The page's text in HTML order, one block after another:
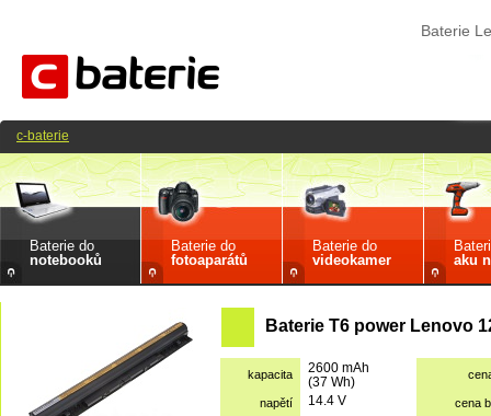
Baterie
Baterie do
notebooků
Baterie do
fotoaparátů
Baterie do
videokamer
aku
Baterie T6 power Lenovo
kapacita
2600 mAh
(37 Wh)
napětí 14.4 V
cena
c-baterie